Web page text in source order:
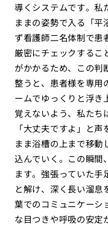
導くシステムです。私
ままの姿勢で入る「平
ず看護師二名体制で患
厳密にチェックするこ
がかかるため、この判
整うと、患者様を専用
ームでゆっくりと浮き
覚えないよう、私たち
「大丈夫ですよ」と
まま浴槽の上まで移
込んでいく。この瞬間
ます。強張っていた手
と解け、深く長い溜
葉でのコミュニケーシ
な目つきや呼吸の安定